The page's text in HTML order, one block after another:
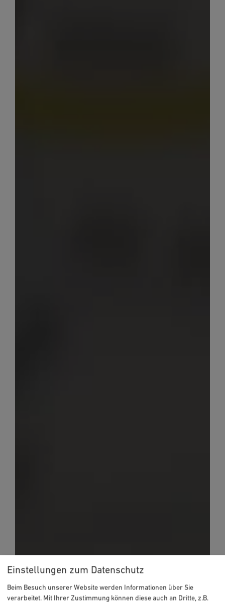
Einstellungen zum Datenschutz
Beim Besuch unserer Website werden Informationen über Sie
verarbeitet. Mit Ihrer Zustimmung können diese auch an Dritte, z.B.